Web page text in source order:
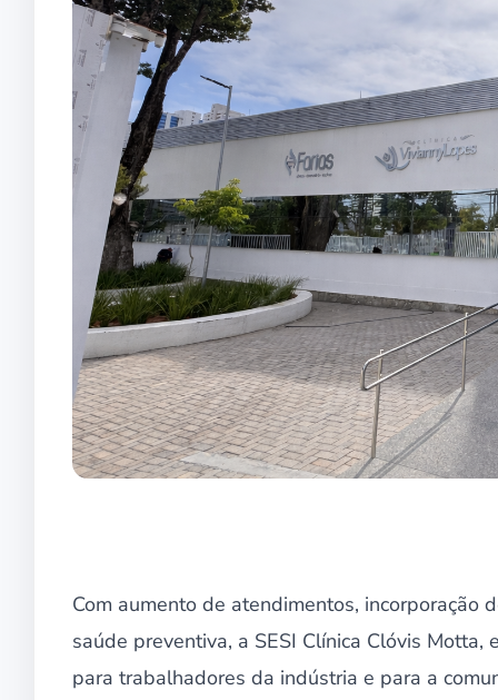
Com aumento de atendimentos, incorporação
saúde preventiva, a SESI Clínica Clóvis
para trabalhadores da indústria e para a